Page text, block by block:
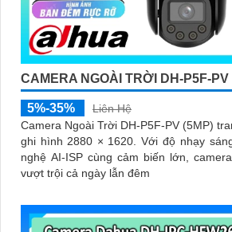
CAMERA NGOÀI TRỜI DH-P5F-PV
5%-35%
Liên Hệ
Camera Ngoài Trời DH-P5F-PV (5MP)
ghi hình 2880 × 1620. Với độ nhạy sáng siêu thấp và công
nghệ AI-ISP cùng cảm biến lớn,
vượt trội cả ngày lẫn đêm